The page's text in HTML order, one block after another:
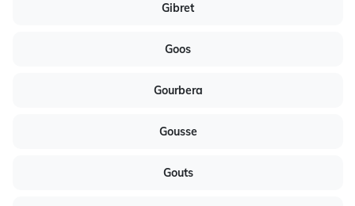
Gibret
Goos
Gourbera
Gousse
Gouts